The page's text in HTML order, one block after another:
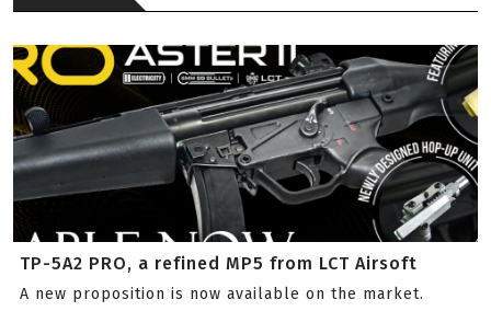
TP-5A2 PRO, a refined MP5 from LCT Airsoft
A new proposition is now available on the market.